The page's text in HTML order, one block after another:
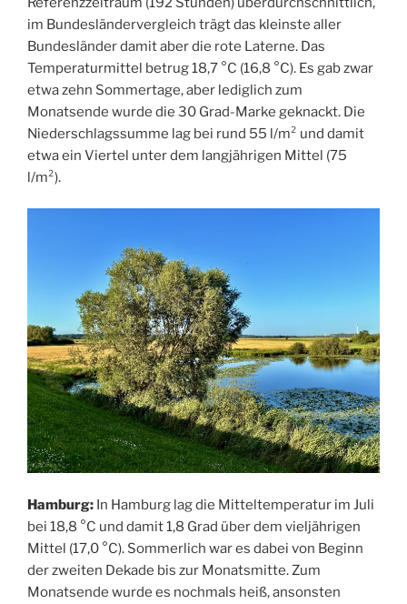
im Bundesländervergleich trägt das kleinste aller
Bundesländer damit aber die rote Laterne. Das
Temperaturmittel betrug 18,7 °C (16,8 °C). Es gab zwar
etwa zehn Sommertage, aber lediglich zum
Monatsende wurde die 30 Grad-Marke geknackt. Die
Niederschlagssumme lag bei rund 55 l/m² und damit
etwa ein Viertel unter dem langjährigen Mittel (75
l/m²).
Hamburg: In Hamburg lag die Mitteltemperatur im Juli
bei 18,8 °C und damit 1,8 Grad über dem vieljährigen
Mittel (17,0 °C). Sommerlich war es dabei von Beginn
der zweiten Dekade bis zur Monatsmitte. Zum
Monatsende wurde es nochmals heiß, ansonsten